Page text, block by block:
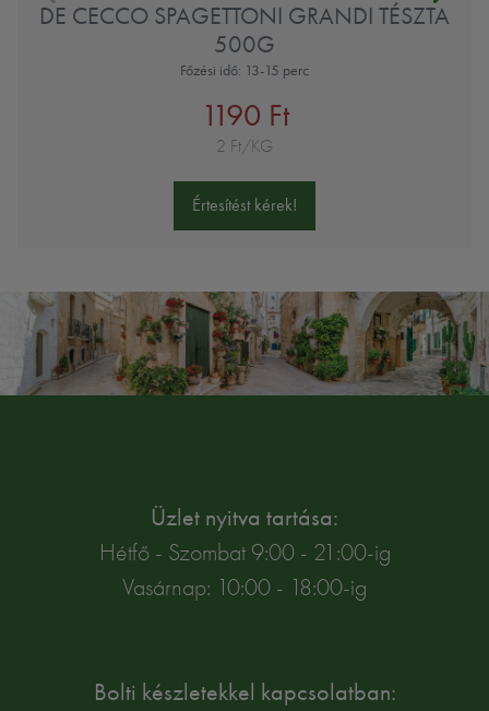
DE CECCO SPAGETTONI GRANDI TÉSZTA
500G
Főzési idő: 13-15 perc
1190 Ft
2 Ft/KG
Értesítést kérek!
Üzlet nyitva tartása:
Hétfő - Szombat 9:00 - 21:00-ig
Vasárnap: 10:00 - 18:00-ig
Bolti készletekkel kapcsolatban: